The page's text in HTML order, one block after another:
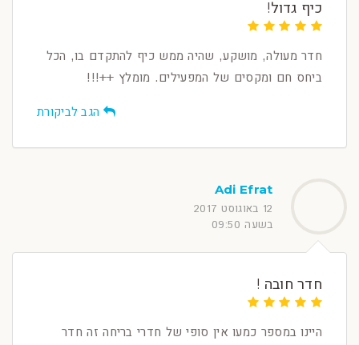
כיף גדול!
חדר מעולה, מושקע, שהיה ממש כיף להתקדם בו, הכל
ביחס חם ומקסים של המפעילים. מומלץ ++!!!
הגב לביקורת
Adi Efrat
12 באוגוסט 2017
בשעה 09:50
חדר חובה !
היינו במספר כמעו אין סופי של חדרי בריחה זה חדר